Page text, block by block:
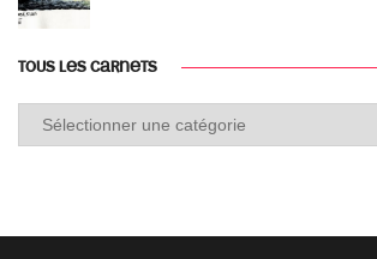
TOUS LES CARNETS